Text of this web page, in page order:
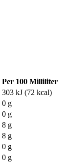
Per 100 Milliliter
303 kJ (72 kcal)
0 g
0 g
8 g
8 g
0 g
0 g